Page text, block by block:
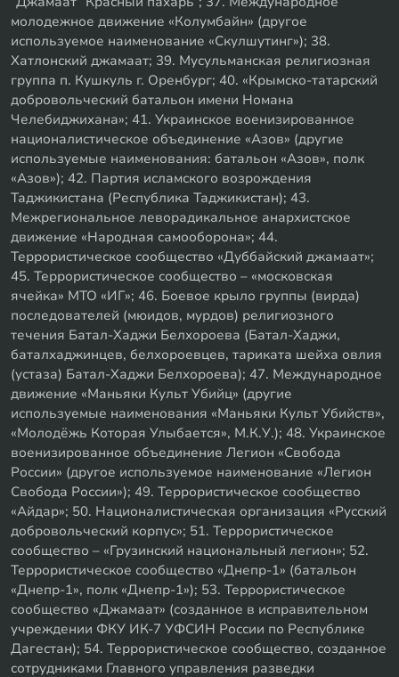
молодежное движение «Колумбайн» (другое
используемое наименование «Скулшутинг»); 38.
Хатлонский джамаат; 39. Мусульманская религиозная
группа п. Кушкуль г. Оренбург; 40. «Крымско-татарский
добровольческий батальон имени Номана
Челебиджихана»; 41. Украинское военизированное
националистическое объединение «Азов» (другие
используемые наименования: батальон «Азов», полк
«Азов»); 42. Партия исламского возрождения
Таджикистана (Республика Таджикистан); 43.
Межрегиональное леворадикальное анархистское
движение «Народная самооборона»; 44.
Террористическое сообщество «Дуббайский джамаат»;
45. Террористическое сообщество – «московская
ячейка» МТО «ИГ»; 46. Боевое крыло группы (вирда)
последователей (мюидов, мурдов) религиозного
течения Батал-Хаджи Белхороева (Батал-Хаджи,
баталхаджинцев, белхороевцев, тариката шейха овлия
(устаза) Батал-Хаджи Белхороева); 47. Международное
движение «Маньяки Культ Убийц» (другие
используемые наименования «Маньяки Культ Убийств»,
«Молодёжь Которая Улыбается», М.К.У.); 48. Украинское
военизированное объединение Легион «Свобода
России» (другое используемое наименование «Легион
Свобода России»); 49. Террористическое сообщество
«Айдар»; 50. Националистическая организация «Русский
добровольческий корпус»; 51. Террористическое
сообщество – «Грузинский национальный легион»; 52.
Террористическое сообщество «Днепр-1» (батальон
«Днепр-1», полк «Днепр-1»); 53. Террористическое
сообщество «Джамаат» (созданное в исправительном
учреждении ФКУ ИК-7 УФСИН России по Республике
Дагестан); 54. Террористическое сообщество, созданное
сотрудниками Главного управления разведки